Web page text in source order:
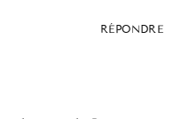
RÉPONDRE